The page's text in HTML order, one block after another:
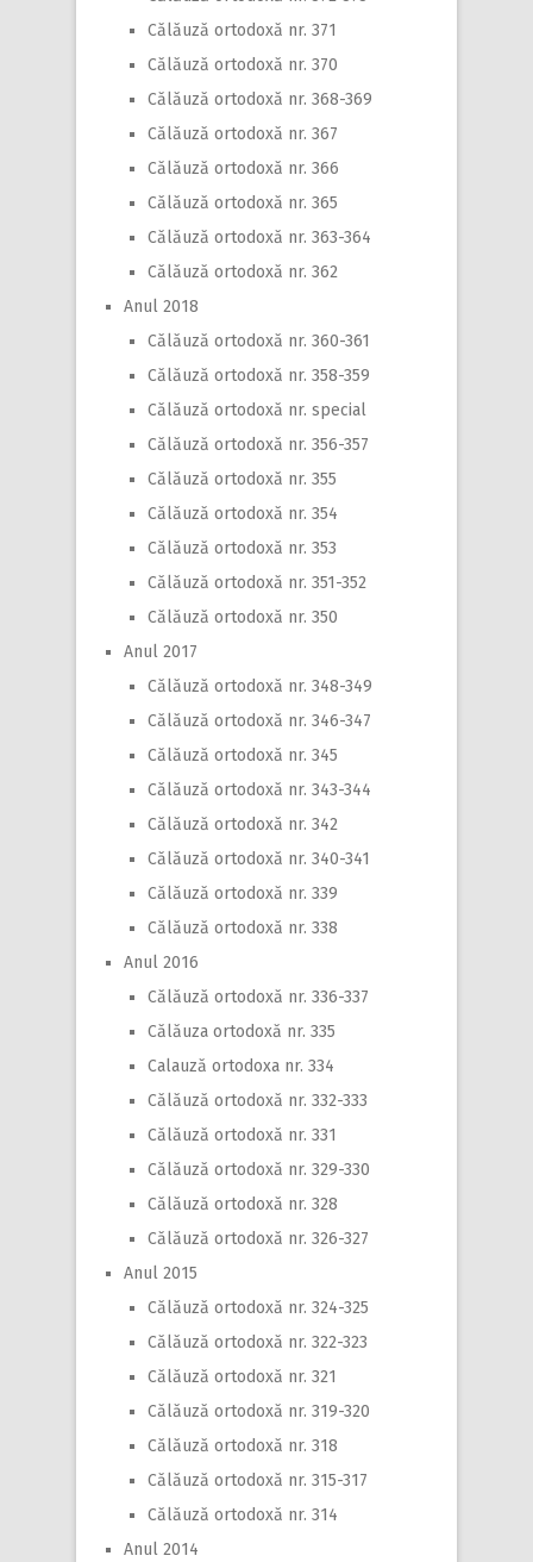
Călăuză ortodoxă nr. 371
Călăuză ortodoxă nr. 370
Călăuză ortodoxă nr. 368-369
Călăuză ortodoxă nr. 367
Călăuză ortodoxă nr. 366
Călăuză ortodoxă nr. 365
Călăuză ortodoxă nr. 363-364
Călăuză ortodoxă nr. 362
Anul 2018
Călăuză ortodoxă nr. 360-361
Călăuză ortodoxă nr. 358-359
Călăuză ortodoxă nr. special
Călăuză ortodoxă nr. 356-357
Călăuză ortodoxă nr. 355
Călăuză ortodoxă nr. 354
Călăuză ortodoxă nr. 353
Călăuză ortodoxă nr. 351-352
Călăuză ortodoxă nr. 350
Anul 2017
Călăuză ortodoxă nr. 348-349
Călăuză ortodoxă nr. 346-347
Călăuză ortodoxă nr. 345
Călăuză ortodoxă nr. 343-344
Călăuză ortodoxă nr. 342
Călăuză ortodoxă nr. 340-341
Călăuză ortodoxă nr. 339
Călăuză ortodoxă nr. 338
Anul 2016
Călăuză ortodoxă nr. 336-337
Călăuza ortodoxă nr. 335
Calauză ortodoxa nr. 334
Călăuză ortodoxă nr. 332-333
Călăuză ortodoxă nr. 331
Călăuză ortodoxă nr. 329-330
Călăuză ortodoxă nr. 328
Călăuză ortodoxă nr. 326-327
Anul 2015
Călăuză ortodoxă nr. 324-325
Călăuză ortodoxă nr. 322-323
Călăuză ortodoxă nr. 321
Călăuză ortodoxă nr. 319-320
Călăuză ortodoxă nr. 318
Călăuză ortodoxă nr. 315-317
Călăuză ortodoxă nr. 314
Anul 2014